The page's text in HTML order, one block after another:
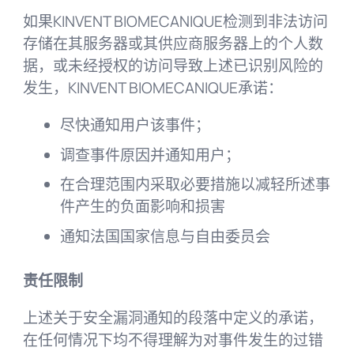
如果KINVENT BIOMECANIQUE检测到非法访问
存储在其服务器或其供应商服务器上的个人数
据，或未经授权的访问导致上述已识别风险的
发生，KINVENT BIOMECANIQUE承诺：
尽快通知用户该事件；
调查事件原因并通知用户；
在合理范围内采取必要措施以减轻所述事
件产生的负面影响和损害
通知法国国家信息与自由委员会
责任限制
上述关于安全漏洞通知的段落中定义的承诺，
在任何情况下均不得理解为对事件发生的过错